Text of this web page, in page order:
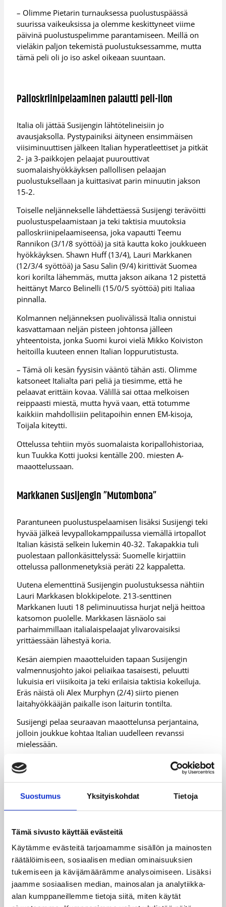
Suostumus Yksityiskohdat Tietoja
Tämä sivusto käyttää evästeitä
Käytämme evästeitä tarjoamamme sisällön ja mainosten
räätälöimiseen, sosiaalisen median ominaisuuksien
tukemiseen ja kävijämäärämme analysoimiseen. Lisäksi
jaamme sosiaalisen median, mainosalan ja analytiikka-
alan kumppaneillemme tietoja siitä, miten käytät
– Olimme Pietarin turnauksessa puolustuspäässä
suurissa vaikeuksissa ja olemme keskittyneet viime
päivinä puolustuspelimme parantamiseen. Meillä on
vieläkin paljon tekemistä puolustuksessamme, mutta
tämä peli oli jo iso askel oikeaan suuntaan.
Palloskriinipelaaminen palautti peli-ilon
Italia oli jättää Susijengin lähtötelineisiin jo
avausjaksolla. Pystypainiksi äityneen ensimmäisen
viisiminuuttisen jälkeen Italian hyperatleettiset ja pitkät
2- ja 3-paikkojen pelaajat puurouttivat
suomalaishyökkäyksen pallollisen pelaajan
puolustuksellaan ja kuittasivat parin minuutin jakson
15-2.
Toiselle neljännekselle lähdettäessä Susijengi terävöitti
puolustuspelaamistaan ja teki taktisia muutoksia
palloskriinipelaamiseensa, joka vapautti Teemu
Rannikon (3/1/8 syöttöä) ja sitä kautta koko joukkueen
hyökkäyksen. Shawn Huff (13/4), Lauri Markkanen
(12/3/4 syöttöä) ja Sasu Salin (9/4) kirittivät Suomea
kori korilta lähemmäs, mutta jakson aikana 12 pistettä
heittänyt Marco Belinelli (15/0/5 syöttöä) piti Italiaa
pinnalla.
Kolmannen neljänneksen puolivälissä Italia onnistui
kasvattamaan neljän pisteen johtonsa jälleen
yhteentoista, jonka Suomi kuroi vielä Mikko Koiviston
heitoilla kuuteen ennen Italian loppurutistusta.
– Tämä oli kesän fyysisin vääntö tähän asti. Olimme
katsoneet Italialta pari peliä ja tiesimme, että he
pelaavat erittäin kovaa. Välillä sai ottaa melkoisen
reippaasti miestä, mutta hyvä vaan, että totumme
kaikkiin mahdollisiin pelitapoihin ennen EM-kisoja,
Toijala kiteytti.
Ottelussa tehtiin myös suomalaista koripallohistoriaa,
kun Tuukka Kotti juoksi kentälle 200. miesten A-
maaottelussaan.
Markkanen Susijengin ”Mutombona”
Parantuneen puolustuspelaamisen lisäksi Susijengi teki
hyvää jälkeä levypallokamppailussa viemällä irtopallot
Italian käsistä selkein lukemin 40-32. Takapakkia tuli
puolestaan pallonkäsittelyssä: Suomelle kirjattiin
ottelussa pallonmenetyksiä peräti 22 kappaletta.
Uutena elementtinä Susijengin puolustuksessa nähtiin
Lauri Markkasen blokkipelote. 213-senttinen
Markkanen luuti 18 peliminuutissa hurjat neljä heittoa
katsomon puolelle. Markkasen läsnäolo sai
parhaimmillaan italialaispelaajat ylivarovaisiksi
yrittäessään lähestyä koria.
Kesän aiempien maaotteluiden tapaan Susijengin
valmennusjohto jakoi peliaikaa tasaisesti, peluutti
lukuisia eri viisikoita ja teki erilaisia taktisia kokeiluja.
Eräs näistä oli Alex Murphyn (2/4) siirto pienen
laitahyökkääjän paikalle ison laiturin tontilta.
Susijengi pelaa seuraavan maaottelunsa perjantaina,
jolloin joukkue kohtaa Italian uudelleen revanssi
mielessään.
– Kova maaottelu takana ja sellainen on luvassa taas
kahden yön päästä. Nyt katsellaan taas rauhassa pari
päivää, miten tästä parannetaan.
Italia – Suomi 78-64 (19-8, 40-36, 60-48), miesten
maaottelu, Cagliari (Italia) 9.8.2017
Suomi:Shawn Huff 13/4, Lauri Markkanen 12/3/4
blokkia, Sasu Salin 9/4, Mikko Koivisto 8/4, Gerald Lee
Jr. 6/6/3 syöttöä, Erik Murphy 5/2, Tuukka Kotti 4/4,
Teemu Rannikko 3/1/8 syöttöä, Alex Murphy 2/4,